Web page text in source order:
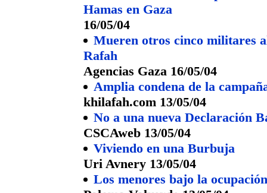
Hamas en Gaza
16/05/04
Mueren otros cinco militares
Rafah
Agencias Gaza 16/05/04
Amplia condena de la
khilafah.com 13/05/04
No a una nueva Declaración
CSCAweb 13/05/04
Viviendo en una Burbuja
Uri Avnery 13/05/04
Los menores bajo la